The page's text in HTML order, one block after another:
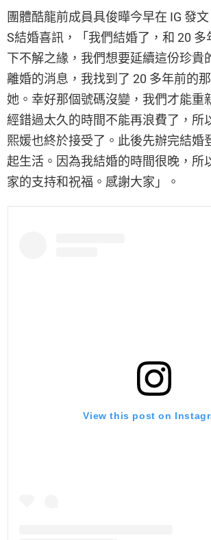
團體酷龍前成員具俊曄今早在 IG 發
S結婚喜訊，「我們結婚了，和 20 多
下不解之緣，我們想要延續這份珍貴
離婚的消息，我找到了 20 多年前的
她。幸好那個號碼沒變，我們才能重
經錯過太久的時間不能再浪費了，所
熙媛也終於接受了。此後先辦完結婚
起生活。因為我結婚的時間很晚，所
家的支持和祝福。感謝大家」。
View this post on